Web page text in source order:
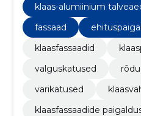
klaas-alumiinium
tuste ideed ja lahendused
fassaad
klaasfassaadid
valguskatused
varikatused
klaasfassaadide